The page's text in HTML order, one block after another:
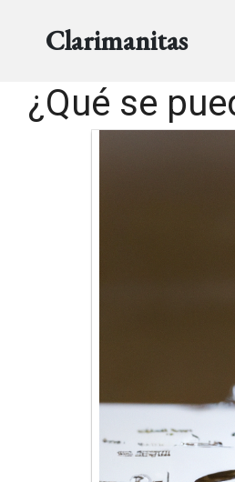
Clarimanitas
¿Qué se